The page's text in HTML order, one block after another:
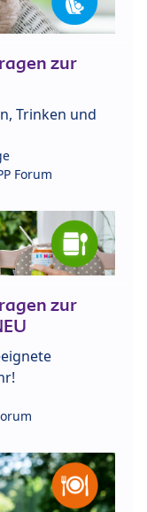
zur
Trinken und
Forum
zur